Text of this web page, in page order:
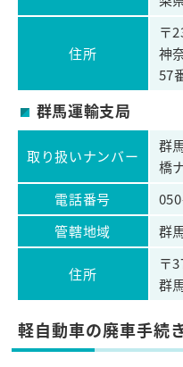
住所
〒
神
57
群馬運輸支局
取り扱いナンバー
群
橋
電話番号
管轄地域
群
住所
〒
群
軽自動車の廃車手続